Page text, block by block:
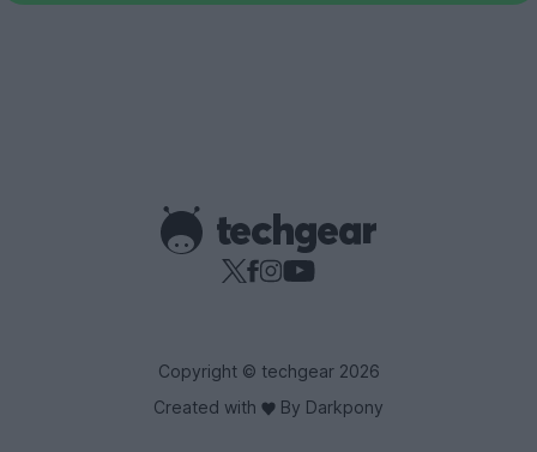
Copyright © techgear 2026
Created with
By Darkpony